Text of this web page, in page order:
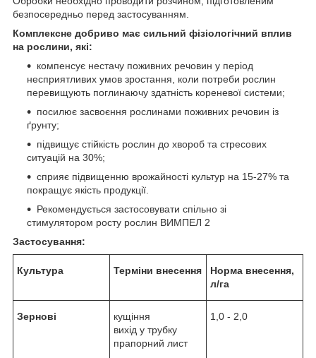
безпосередньо перед застосуванням.
Комплексне добриво має сильний фізіологічний вплив
на рослини, які:
компенсує нестачу поживних речовин у період
несприятливих умов зростання, коли потреби рослин
перевищують поглинаючу здатність кореневої системи;
посилює засвоєння рослинами поживних речовин із
ґрунту;
підвищує стійкість рослин до хвороб та стресових
ситуацій на 30%;
сприяє підвищенню врожайності культур на 15-27% та
покращує якість продукції.
Рекомендується застосовувати спільно зі
стимулятором росту рослин ВИМПЕЛ 2
Застосування:
Культура Терміни внесення
Норма внесення,
л/га
Зернові
кущіння
вихід у трубку
прапорний лист
1,0 - 2,0